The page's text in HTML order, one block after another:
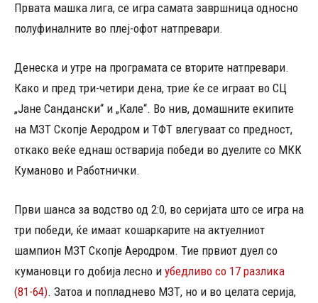
Првата машка лига, се игра самата завршница односно
полуфиналните во плеј-офот натпревари.
Денеска и утре на програмата се вторите натпревари.
Како и пред три-четири дена, трие ќе се играат во СЦ
„Јане Сандански“ и „Кале“. Во нив, домашните екипите
на МЗТ Скопје Аеродром и ТФТ влегуваат со предност,
откако веќе еднаш остварија победи во дуелите со МКК
Куманово и Работнички.
Први шанса за водство од 2:0, во серијата што се игра на
три победи, ќе имаат кошаркарите на актуелниот
шампион МЗТ Скопје Аеродром. Тие првиот дуел со
кумановци го добија лесно и убедливо со 17 разлика
(81-64). Затоа и попладнево МЗТ, но и во целата серија,